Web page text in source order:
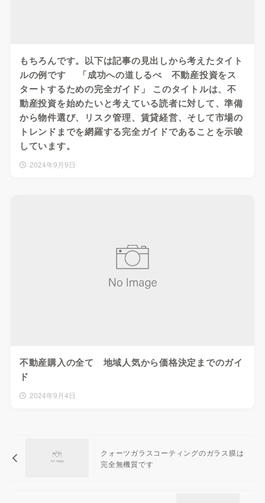
もちろんです。以下は記事の見出しから考えたタイト
ルの例です 「成功への道しるべ 不動産投資をス
タートするための完全ガイド」 このタイトルは、不
動産投資を始めたいと考えている読者に対して、準備
から物件選び、リスク管理、賃貸経営、そして市場の
トレンドまでを網羅する完全ガイドであることを示唆
しています。
2024年9月9日
不動産購入の全て 地域人気から価格決定までのガイ
ド
2024年9月4日
クォーツガラスコーティングのガラス膜は
完全無機質です